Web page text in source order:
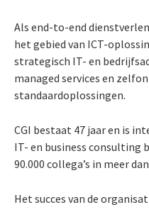
Als end-to-end
het gebied van ICT-
strategisch IT- en
managed services en
standaardoplossingen.
CGI bestaat 47 jaar en is
IT- en business consulting
90.000 collega’s in meer
Het succes van de